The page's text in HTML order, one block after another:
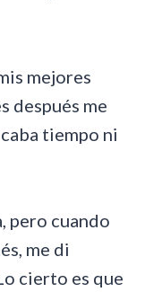
mejores
después me
tiempo ni
pero cuando
me di
cierto es que